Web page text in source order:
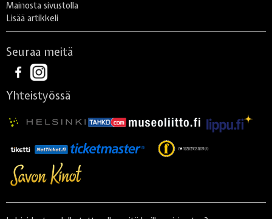
Mainosta sivustolla
Lisää artikkeli
Seuraa meitä
Yhteistyössä